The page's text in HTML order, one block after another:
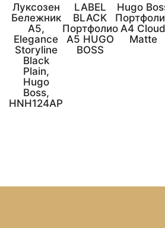
Луксозен
Бележник
А5,
Elegance
Storyline
Black
Plain,
Hugo
Boss,
HNH124AP
LABEL
BLACK
Портфолио
A5 HUGO
BOSS
Hugo
А4 Cloud
Matte